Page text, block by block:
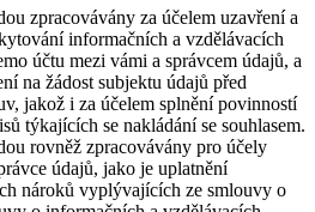
zpracovávány za účelem uzavření a
informačních a vzdělávacích
účtu mezi vámi a správcem údajů, a
na žádost subjektu údajů před
jakož i za účelem splnění povinností
týkajících se nakládání se souhlasem.
rovněž zpracovávány pro účely
údajů, jako je uplatnění
nároků vyplývajících ze smlouvy o